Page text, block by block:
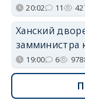
20:02 11
Ханский
19:00 6